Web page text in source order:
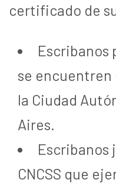
certificado de
Escribanos
se
la Ciudad
Aires.
Escribanos
CNCSS que